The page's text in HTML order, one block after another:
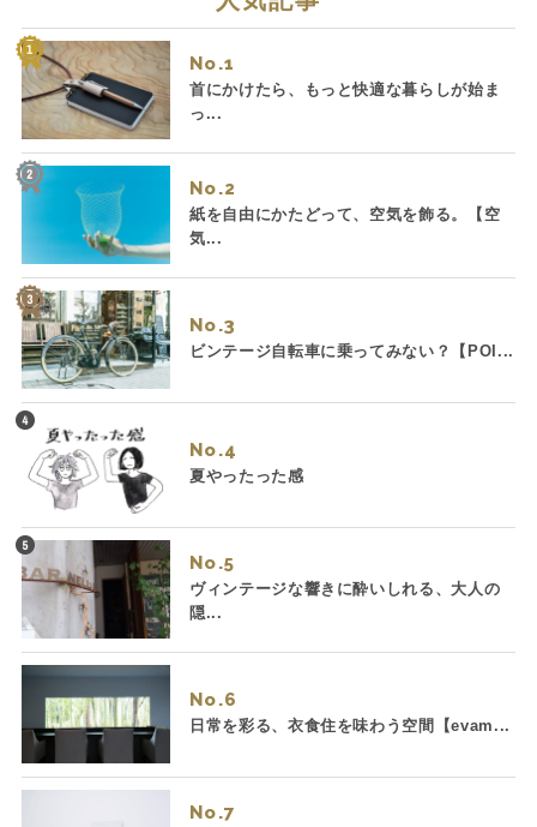
No.
首にかけたら、もっと快適な暮らしが始ま
っ...
No.
紙を自由にかたどって、空気を飾る。【空
気...
No.
ビンテージ自転車に乗ってみない？【POI...
No.
夏やったった感
No.
ヴィンテージな響きに酔いしれる、大人の
隠...
No.
日常を彩る、衣食住を味わう空間【evam...
No.